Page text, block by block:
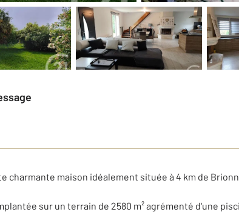
charmante maison idéalement située à 4 km de
sur un terrain de 2580 m² agrémenté d'une